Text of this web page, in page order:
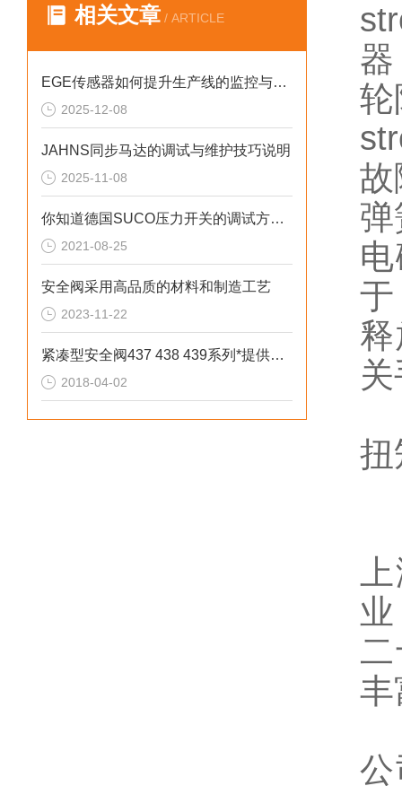
相关文章 / ARTICLE
EGE传感器如何提升生产线的监控与管理效率？
2025-12-08
JAHNS同步马达的调试与维护技巧说明
2025-11-08
你知道德国SUCO压力开关的调试方法和注意事项吗
2021-08-25
安全阀采用高品质的材料和制造工艺
2023-11-22
紧凑型安全阀437 438 439系列*提供技术支持
2018-04-02
轮
故
于
扭
丰